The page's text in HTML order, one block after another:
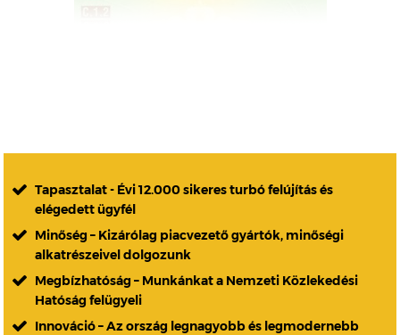
Tapasztalat - Évi 12.000 sikeres turbó felújítás és
elégedett ügyfél
Minőség – Kizárólag piacvezető gyártók, minőségi
alkatrészeivel dolgozunk
Megbízhatóság – Munkánkat a Nemzeti Közlekedési
Hatóság felügyeli
Innováció – Az ország legnagyobb és legmodernebb